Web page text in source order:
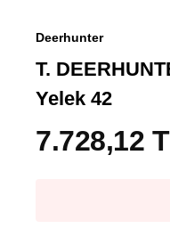
Deerhunter
T.
Yelek 42
7.728,12